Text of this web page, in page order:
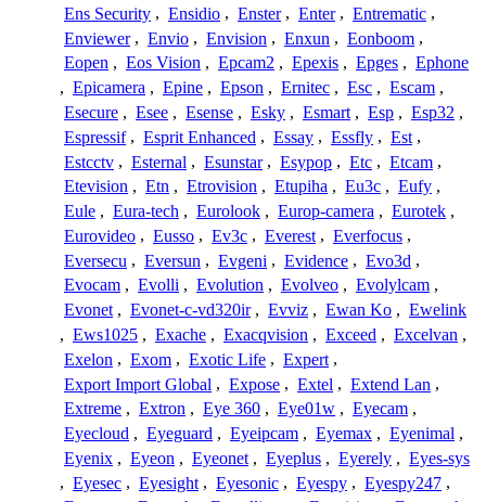
Ens Security , Ensidio , Enster , Enter , Entrematic ,
Enviewer , Envio , Envision , Enxun , Eonboom ,
Eopen , Eos Vision , Epcam2 , Epexis , Epges , Ephone
, Epicamera , Epine , Epson , Ernitec , Esc , Escam ,
Esecure , Esee , Esense , Esky , Esmart , Esp , Esp32 ,
Espressif , Esprit Enhanced , Essay , Essfly , Est ,
Estcctv , Esternal , Esunstar , Esypop , Etc , Etcam ,
Etevision , Etn , Etrovision , Etupiha , Eu3c , Eufy ,
Eule , Eura-tech , Eurolook , Europ-camera , Eurotek ,
Eurovideo , Eusso , Ev3c , Everest , Everfocus ,
Eversecu , Eversun , Evgeni , Evidence , Evo3d ,
Evocam , Evolli , Evolution , Evolveo , Evolylcam ,
Evonet , Evonet-c-vd320ir , Evviz , Ewan Ko , Ewelink
, Ews1025 , Exache , Exacqvision , Exceed , Excelvan ,
Exelon , Exom , Exotic Life , Expert ,
Export Import Global , Expose , Extel , Extend Lan ,
Extreme , Extron , Eye 360 , Eye01w , Eyecam ,
Eyecloud , Eyeguard , Eyeipcam , Eyemax , Eyenimal ,
Eyenix , Eyeon , Eyeonet , Eyeplus , Eyerely , Eyes-sys
, Eyesec , Eyesight , Eyesonic , Eyespy , Eyespy247 ,